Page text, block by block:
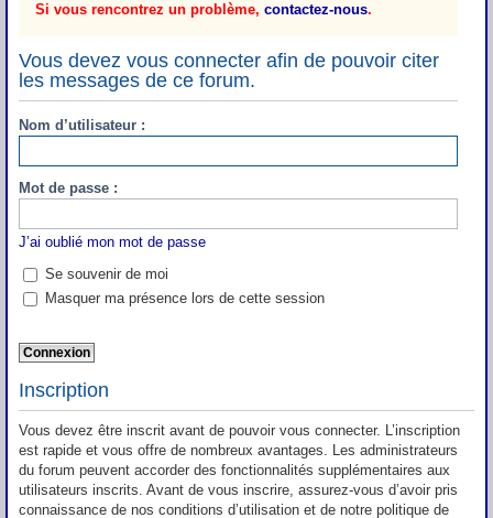
Si vous rencontrez un problème, contactez-nous.
Vous devez vous connecter afin de pouvoir citer
les messages de ce forum.
Nom d’utilisateur :
Mot de passe :
J’ai oublié mon mot de passe
Se souvenir de moi
Masquer ma présence lors de cette session
Inscription
Vous devez être inscrit avant de pouvoir vous connecter. L’inscription
est rapide et vous offre de nombreux avantages. Les administrateurs
du forum peuvent accorder des fonctionnalités supplémentaires aux
utilisateurs inscrits. Avant de vous inscrire, assurez-vous d’avoir pris
connaissance de nos conditions d’utilisation et de notre politique de